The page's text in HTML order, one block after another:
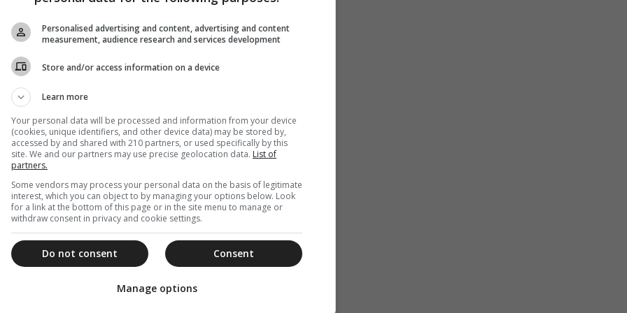
Αμετάβλητα, ακούραστα, μέρα και
εμάς που πιστεύουμε στο όνομα του Χριστού,
της κακίας και της ασέβειας.
βάλει ως μοναδικό τους σκοπό μέρα και
μας. Όμως μη φοβάστε, πάρτε δύναμη από το
του Αγίου Λουκά του Ιατρού για τους
Personalised advertising and content, advertising and content
measurement, audience research and services development
Store and/or access information on a device
Learn more
Your personal data will be processed and information from your device
(cookies, unique identifiers, and other device data) may be stored by,
accessed by and shared with 210 partners, or used specifically by this
site. We and our partners may use precise geolocation data. List of
partners.
Some vendors may process your personal data on the basis of legitimate
interest, which you can object to by managing your options below. Look
for a link at the bottom of this page or in the site menu to manage or
withdraw consent in privacy and cookie settings.
Consent
Do not consent
Manage options